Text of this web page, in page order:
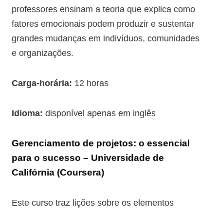
professores ensinam a teoria que explica como
fatores emocionais podem produzir e sustentar
grandes mudanças em indivíduos, comunidades
e organizações.
Carga-horária: 12 horas
Idioma: disponível apenas em inglês
Gerenciamento de projetos: o essencial
para o sucesso – Universidade de
Califórnia (Coursera)
Este curso traz lições sobre os elementos